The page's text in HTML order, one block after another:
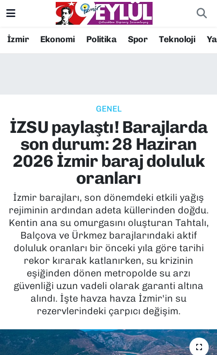
İzmir Ekonomi Politika Spor Teknoloji
GENEL
İZSU paylaştı! Barajlarda
son durum: 28 Haziran
2026 İzmir baraj doluluk
oranları
İzmir barajları, son dönemdeki etkili yağış
rejiminin ardından adeta küllerinden doğdu.
Kentin ana su omurgasını oluşturan Tahtalı,
Balçova ve Ürkmez barajlarındaki aktif
doluluk oranları bir önceki yıla göre tarihi
rekor kırarak katlanırken, su krizinin
eşiğinden dönen metropolde su arzı
güvenliği uzun vadeli olarak garanti altına
alındı. İşte havza havza İzmir'in su
rezervlerindeki çarpıcı değişim.
Resmi İlanlar
EKONOMİ
KÜLTÜR SANAT
POLİTİKA
SAĞLIK
SPOR
TEKNOLOJİ
YAŞAM
YEREL YÖNETİMLER
Konak Nöbetçi Eczaneler
Süper Lig Puan Durumu ve Fikstür
Tüm Manşetler
Son Dakika Haberleri